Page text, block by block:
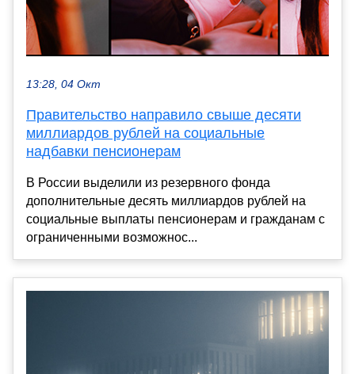
13:28, 04 Окт
Правительство направило свыше десяти
миллиардов рублей на социальные
надбавки пенсионерам
В России выделили из резервного фонда
дополнительные десять миллиардов рублей на
социальные выплаты пенсионерам и гражданам с
ограниченными возможнос...